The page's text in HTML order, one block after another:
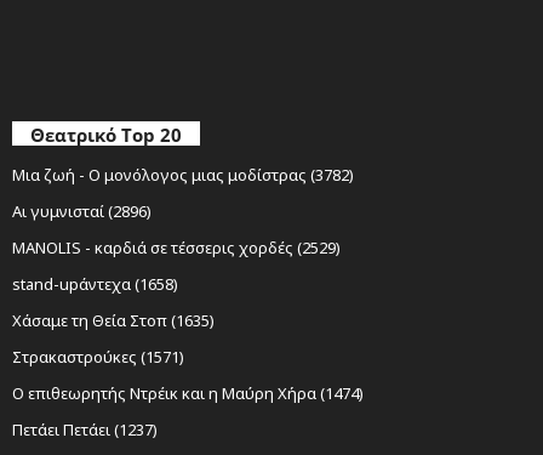
Θεατρικό Top 20
Μια ζωή - Ο μονόλογος μιας μοδίστρας (3782)
Αι γυμνισταί (2896)
MANOLIS - καρδιά σε τέσσερις χορδές (2529)
stand-upάντεχα (1658)
Χάσαμε τη Θεία Στοπ (1635)
Στρακαστρούκες (1571)
Ο επιθεωρητής Ντρέικ και η Μαύρη Χήρα (1474)
Πετάει Πετάει (1237)